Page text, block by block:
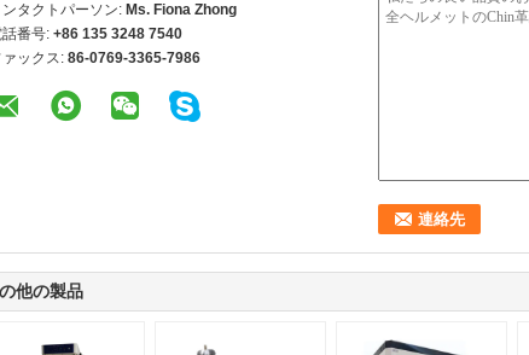
タクトパーソン: Ms. Fiona Zhong
番号: +86 135 3248 7540
ックス: 86-0769-3365-7986
他の製品